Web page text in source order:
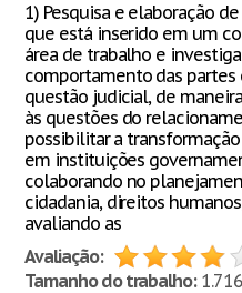
1) Pesquisa e elaboração
que está inserido em um
área de trabalho e
comportamento das
questão judicial, de
às questões do
possibilitar a
em instituições
colaborando no
cidadania, direitos
avaliando as
Avaliação:
Tamanho do trabalho: